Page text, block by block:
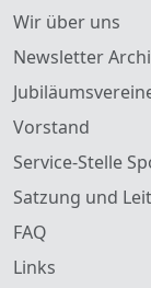
Wir über uns
Newsletter
Vorstand
Service-Stelle
Satzung und
FAQ
Links